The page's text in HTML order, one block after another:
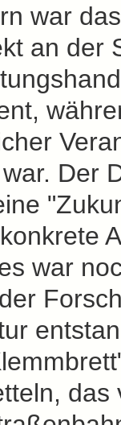
war
an der
Der
war
das